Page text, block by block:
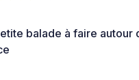
balade à faire autour